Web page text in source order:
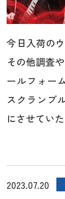
今日入荷の
その他調査
ールフォー
スクランブ
にさせてい
2023.07.20